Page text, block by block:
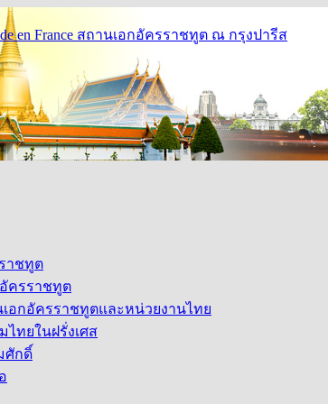
en France สถานเอกอัครราชทูต ณ กรุงปารีส
าชทูต
ครราชทูต
อกอัครราชทูตและหน่วยงานไทย
ทยในฝรั่งเศส
ศักดิ์